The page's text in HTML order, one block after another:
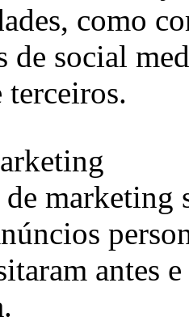
como
de social
terceiros.
marketing
antes